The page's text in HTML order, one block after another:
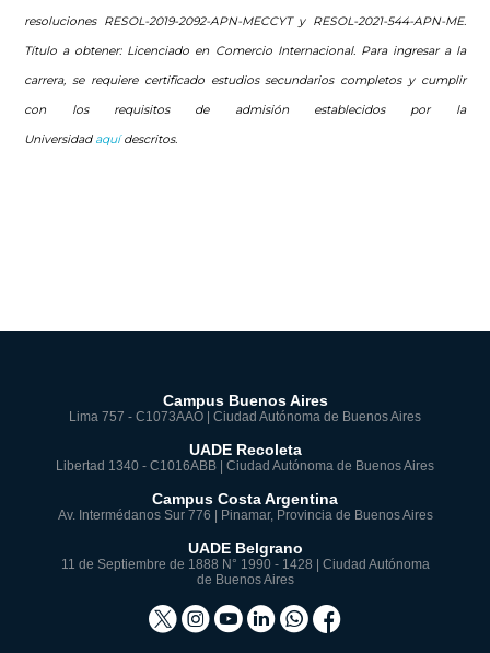
resoluciones RESOL-2019-2092-APN-MECCYT y RESOL-2021-544-APN-ME.
Título a obtener: Licenciado en Comercio Internacional. Para ingresar a la
carrera, se requiere certificado estudios secundarios completos y cumplir
con los requisitos de admisión establecidos por la
Universidad aquí descritos.
Campus Buenos Aires
Lima 757 - C1073AAO | Ciudad Autónoma de Buenos Aires
UADE Recoleta
Libertad 1340 - C1016ABB | Ciudad Autónoma de Buenos Aires
Campus Costa Argentina
Av. Intermédanos Sur 776 | Pinamar, Provincia de Buenos Aires
UADE Belgrano
11 de Septiembre de 1888 N° 1990 - 1428 | Ciudad Autónoma
de Buenos Aires